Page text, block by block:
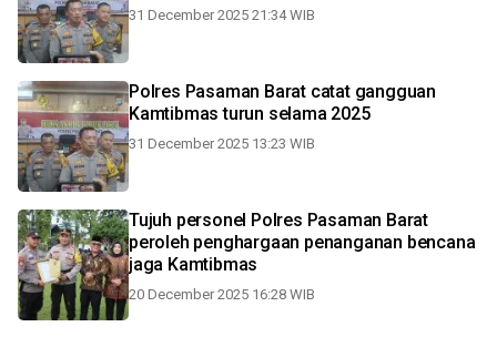
31 December 2025 21:34 WIB
Polres Pasaman Barat catat gangguan
Kamtibmas turun selama 2025
31 December 2025 13:23 WIB
Tujuh personel Polres Pasaman Barat
peroleh penghargaan penanganan bencana
jaga Kamtibmas
20 December 2025 16:28 WIB